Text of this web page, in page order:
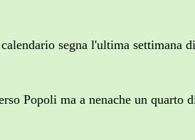
segna l'ultima settimana
Popoli ma a nenache un quarto